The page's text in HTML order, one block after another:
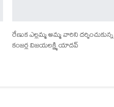
రేణుక ఎల్లమ్మ అమ్మ వారిని దర్శించుకున్న
కంజర్ల విజయలక్ష్మి యాదవ్